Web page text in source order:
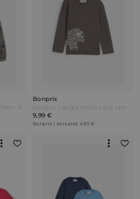
bonprix Hoodie aus weichem Baumwoll-Mix Grau
Bonprix
bonprix Langarmshirt aus reiner Bio-Baumwolle Grau
9,99 €
Bonprix | Versand: 4,95 €